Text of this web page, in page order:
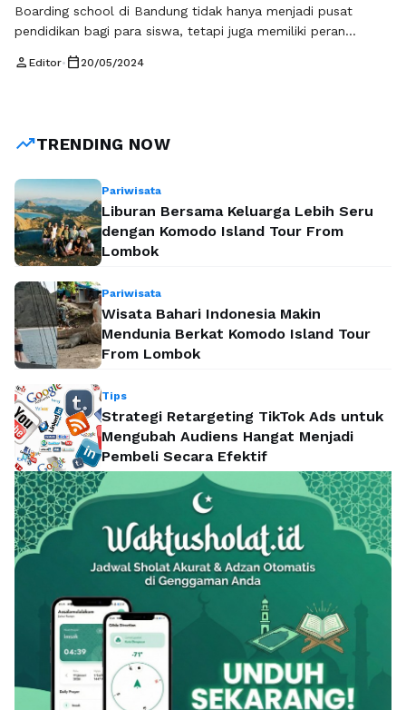
Boarding school di Bandung tidak hanya menjadi pusat
pendidikan bagi para siswa, tetapi juga memiliki peran
sekitar. Melalui berbagai inisiatif dan program, boarding
kontribusi utama boarding school di Bandung …
person Editor• calendar_today 20/05/2024
trending_upTRENDING NOW
Pariwisata
Liburan Bersama Keluarga Lebih Seru
dengan Komodo Island Tour From
Lombok
Pariwisata
Wisata Bahari Indonesia Makin
Mendunia Berkat Komodo Island Tour
From Lombok
Tips
Strategi Retargeting TikTok Ads untuk
Mengubah Audiens Hangat Menjadi
Pembeli Secara Efektif